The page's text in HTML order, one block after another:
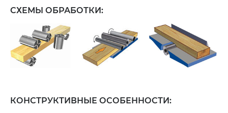
СХЕМЫ ОБРАБОТКИ:
КОНСТРУКТИВНЫЕ ОСОБЕННОСТИ: